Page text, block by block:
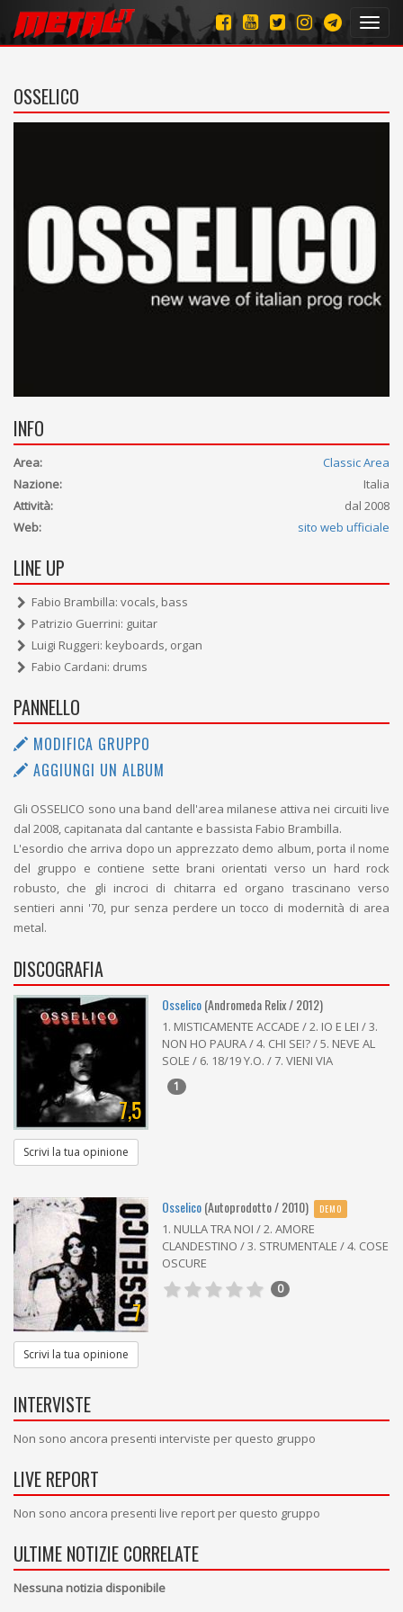
OSSELICO
INFO
Area:
Classic Area
Nazione:
Italia
Attività:
dal 2008
Web:
sito web ufficiale
LINE UP
Fabio Brambilla: vocals, bass
Patrizio Guerrini: guitar
Luigi Ruggeri: keyboards, organ
Fabio Cardani: drums
PANNELLO
MODIFICA GRUPPO
AGGIUNGI UN ALBUM
Gli OSSELICO sono una band dell'area milanese attiva nei circuiti live
dal 2008, capitanata dal cantante e bassista Fabio Brambilla.
L'esordio che arriva dopo un apprezzato demo album, porta il nome
del gruppo e contiene sette brani orientati verso un hard rock
robusto, che gli incroci di chitarra ed organo trascinano verso
sentieri anni '70, pur senza perdere un tocco di modernità di area
metal.
DISCOGRAFIA
7,5
Osselico(Andromeda Relix / 2012)
1. MISTICAMENTE ACCADE / 2. IO E LEI / 3.
NON HO PAURA / 4. CHI SEI? / 5. NEVE AL
SOLE / 6. 18/19 Y.O. / 7. VIENI VIA
1
Scrivi la tua opinione
7
Osselico(Autoprodotto / 2010) DEMO
1. NULLA TRA NOI / 2. AMORE
CLANDESTINO / 3. STRUMENTALE / 4. COSE
OSCURE
0
Scrivi la tua opinione
INTERVISTE
Non sono ancora presenti interviste per questo gruppo
LIVE REPORT
Non sono ancora presenti live report per questo gruppo
ULTIME NOTIZIE CORRELATE
Nessuna notizia disponibile